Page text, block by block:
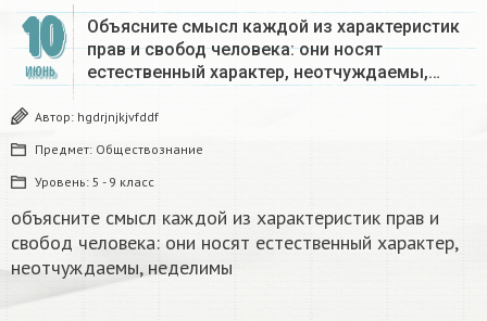
10
ИЮНЬ
Объясните смысл каждой из характеристик
прав и свобод человека: они носят
естественный характер, неотчуждаемы,…
Автор: hgdrjnjkjvfddf
Предмет: Обществознание
Уровень: 5 - 9 класс
объясните смысл каждой из характеристик прав и
свобод человека: они носят естественный характер,
неотчуждаемы, неделимы